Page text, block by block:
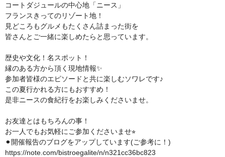
コートダジュールの中心地「ニース」
フランスきってのリゾート地！
見どころもグルメもたくさん詰まった街を
皆さんとご一緒に楽しめたらと思っています。
歴史や文化！名スポット！
縁のある方から頂く現地情報✨
参加者皆様のエピソードと共に楽しむソワレです♪
この夏行かれる方にもおすすめ！
是非ニースの食紀行をお楽しみくださいませ。
お友達とはもちろんの事！
お一人でもお気軽にご参加くださいませ⭐︎
⚫︎開催報告のブログをアップしています(ご参考に！)
https://note.com/bistroegalite/n/n321cc36bc823